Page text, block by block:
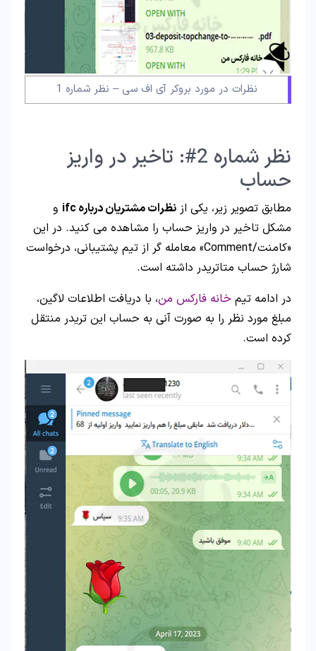
نظرات در مورد بروکر آی اف سی – نظر شماره 1
نظر شماره 2#: تاخیر در واریز
حساب
مطابق تصویر زیر، یکی از نظرات مشتریان درباره ifc
و
مشکل تاخیر در واریز حساب را مشاهده می کنید. در این
«کامنت/Comment» معامله گر از تیم پشتیبانی، درخواست
شارژ حساب متاتریدر داشته است.
در ادامه تیم خانه فارکس من، با دریافت اطلاعات لاگین،
مبلغ مورد نظر را به صورت آنی به حساب این تریدر منتقل
کرده است.